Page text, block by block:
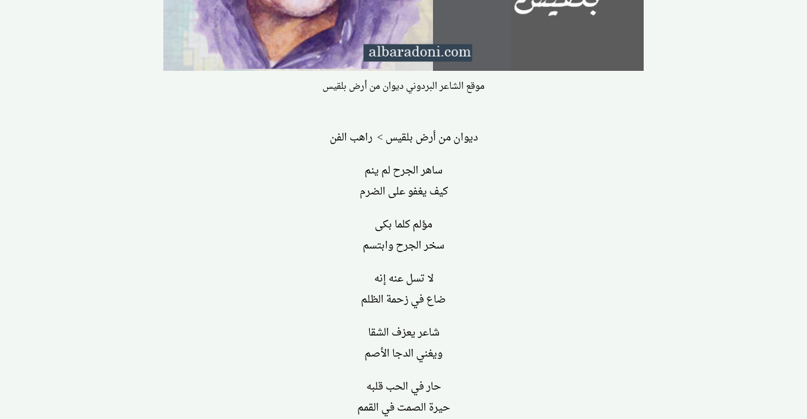
موقع الشاعر البردوني ديوان من أرض بلقيس
ديوان من أرض بلقيس > راهب الفن
ساهر الجرح لم ينم
كيف يغفو على الضرم
مؤلم كلما بكى
سخر الجرح وابتسم
لا تسل عنه إنه
ضاع في زحمة الظلم
شاعر يعزف الشقا
ويغني الدجا الأصم
حار في الحب قلبه
حيرة الصمت في القمم